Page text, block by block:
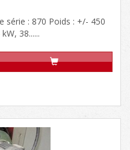
série : 870 Poids : +/- 450
38......